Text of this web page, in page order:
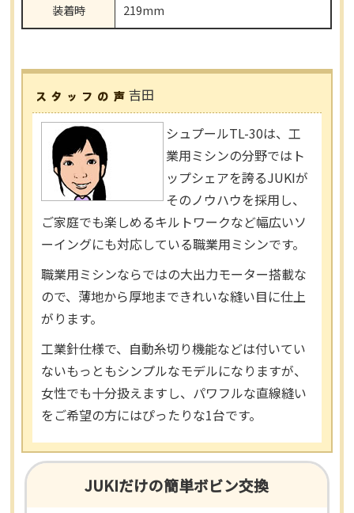
装着時
219mm
吉田
シュプールTL-30は、工
業用ミシンの分野ではト
ップシェアを誇るJUKIが
そのノウハウを採用し、
ご家庭でも楽しめるキルトワークなど幅広いソ
ーイングにも対応している職業用ミシンです。
職業用ミシンならではの大出力モーター搭載な
ので、薄地から厚地まできれいな縫い目に仕上
がります。
工業針仕様で、自動糸切り機能などは付いてい
ないもっともシンプルなモデルになりますが、
女性でも十分扱えますし、パワフルな直線縫い
をご希望の方にはぴったりな1台です。
JUKIだけの簡単ボビン交換